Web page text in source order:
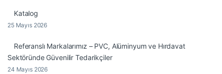
Katalog
25 Mayıs 2026
Referanslı Markalarımız – PVC, Alüminyum ve Hırdavat
Sektöründe Güvenilir Tedarikçiler
24 Mayıs 2026